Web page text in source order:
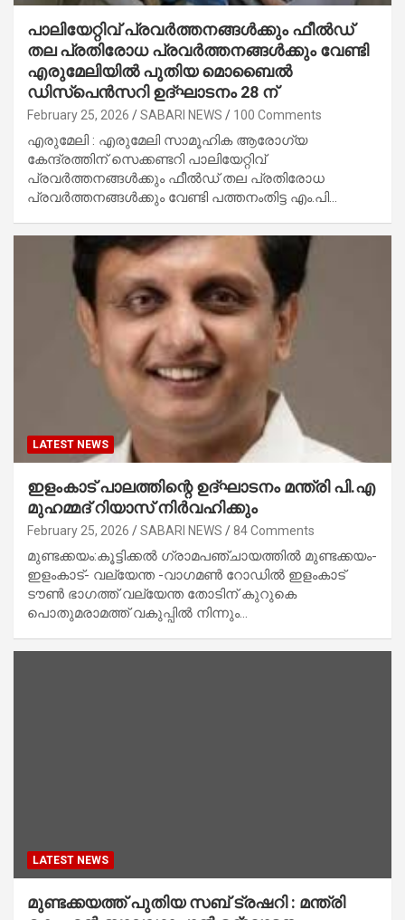
പാലിയേറ്റിവ് പ്രവർത്തനങ്ങൾക്കും ഫീൽഡ്
തല പ്രതിരോധ പ്രവർത്തനങ്ങൾക്കും വേണ്ടി
എരുമേലിയിൽ പുതിയ മൊബൈൽ
ഡിസ്പെൻസറി ഉദ്ഘാടനം 28 ന്
February 25, 2026 SABARI NEWS 100 Comments
എരുമേലി : എരുമേലി സാമൂഹിക ആരോഗ്യ
കേന്ദ്രത്തിന് സെക്കണ്ടറി പാലിയേറ്റിവ്
പ്രവർത്തനങ്ങൾക്കും ഫീൽഡ് തല പ്രതിരോധ
പ്രവർത്തനങ്ങൾക്കും വേണ്ടി പത്തനംതിട്ട എം.പി…
LATEST NEWS
ഇളംകാട് പാലത്തിന്റെ ഉദ്ഘാടനം മന്ത്രി പി.എ
മുഹമ്മദ് റിയാസ് നിർവഹിക്കും
February 25, 2026 SABARI NEWS 84 Comments
മുണ്ടക്കയം:കൂട്ടിക്കൽ ഗ്രാമപഞ്ചായത്തിൽ മുണ്ടക്കയം-
ഇളംകാട്- വല്യേന്ത -വാഗമൺ റോഡിൽ ഇളംകാട്
ടൗൺ ഭാഗത്ത് വല്യേന്ത തോടിന് കുറുകെ
പൊതുമരാമത്ത് വകുപ്പിൽ നിന്നും…
LATEST NEWS
മുണ്ടക്കയത്ത് പുതിയ സബ് ട്രഷറി : മന്ത്രി